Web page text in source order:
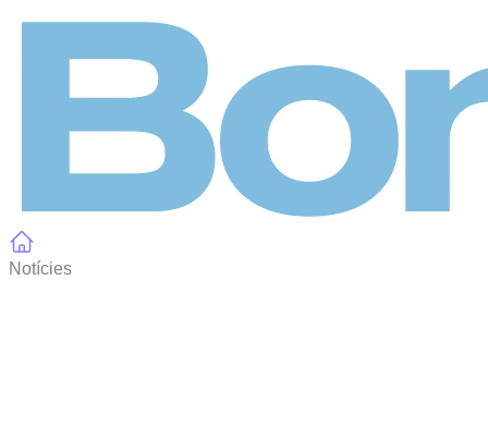
Notícies